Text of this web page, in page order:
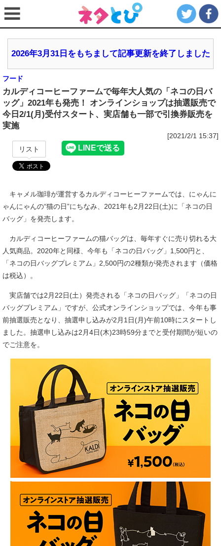
2026年3月31日をもちまして記事更新を終了しました
フード
カルディコーヒーファームで毎年大人気の「ネコの日バ
ッグ」2021年も発売！ オンラインショップは抽選販売で
今日2/1(月)受付スタート、実店舗も一部で引換券販売を
実施
[2021/2/1 15:37]
リスト
キャメル珈琲が運営するカルディコーヒーファームでは、にゃんに
ゃんにゃんの“猫の日”にちなみ、2021年も2月22日(土)に「ネコの日
バッグ」を発売します。
カルディコーヒーファームの猫バッグは、毎年すぐに売り切れる大
人気商品。2020年と同様、今年も「ネコの日バッグ」1,500円と、
「ネコの日バッグプレミアム」2,500円の2種類が発売されます（価格
は税込）。
実店舗では2月22日(土）発売される「ネコの日バッグ」「ネコの日
バッグプレミアム」ですが、公式オンラインショップでは、今年も事
前抽選販売となり、抽選申し込みが2月1日(月)午前10時にスタートし
ました。抽選申し込みは2月4日(木)23時59分までと受付期間が短いの
でご注意を。